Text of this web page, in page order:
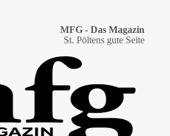
MFG - Das Magazin
St. Pöltens gute Seite